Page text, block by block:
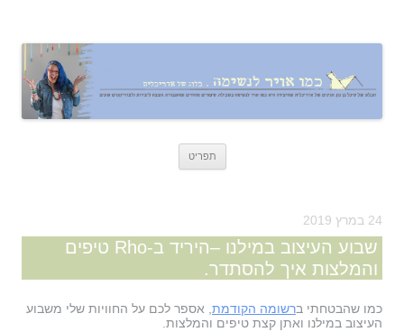
תפריט
24 במרץ 2019
שבוע העיצוב במילנו –היריד ב-Rho טיפים
והמלצות איך להסתדר.
כמו שהבטחתי ברשומה הקודמת , אספר לכם על החוויות שלי משבוע
העיצוב במילנו ואתן קצת טיפים והמלצות.